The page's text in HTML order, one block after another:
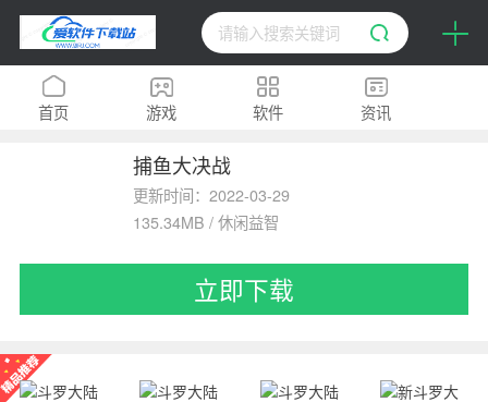
首页 游戏 软件 资讯
专题
捕鱼大决战
更新时间：2022-03-29
135.34MB / 休闲益智
立即下载